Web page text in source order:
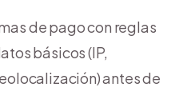
de pago con reglas
básicos (IP,
antes de